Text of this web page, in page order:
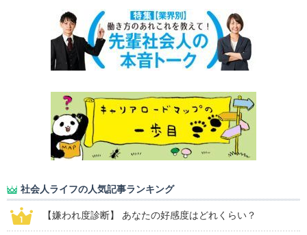
社会人ライフの人気記事ランキング
【嫌われ度診断】 あなたの好感度はどれくらい？